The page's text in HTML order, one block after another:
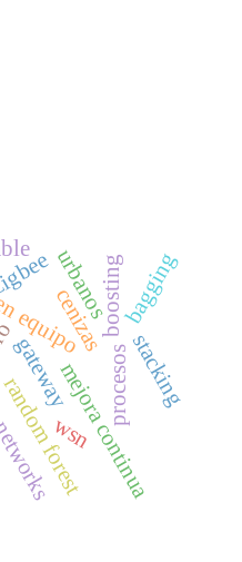
equipo
cenizas
wsn
gatewaymejora continua
procesos
boostingbagging
random forest
stacking
urbanos